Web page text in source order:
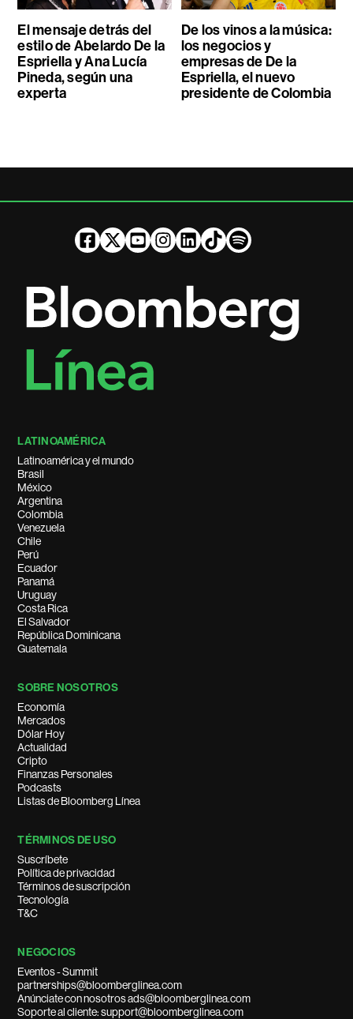
El mensaje detrás del
estilo de Abelardo De la
Espriella y Ana Lucía
Pineda, según una
experta
De los vinos a la música:
los negocios y
empresas de De la
Espriella, el nuevo
presidente de Colombia
LATINOAMÉRICA
Latinoamérica y el mundo
Brasil
México
Argentina
Colombia
Venezuela
Chile
Perú
Ecuador
Panamá
Uruguay
Costa Rica
El Salvador
República Dominicana
Guatemala
SOBRE NOSOTROS
Economía
Mercados
Dólar Hoy
Actualidad
Cripto
Finanzas Personales
Podcasts
Listas de Bloomberg Línea
TÉRMINOS DE USO
Suscríbete
Política de privacidad
Términos de suscripción
Tecnología
T&C
NEGOCIOS
Eventos - Summit
partnerships@bloomberglinea.com
Anúnciate con nosotros ads@bloomberglinea.com
Soporte al cliente: support@bloomberglinea.com